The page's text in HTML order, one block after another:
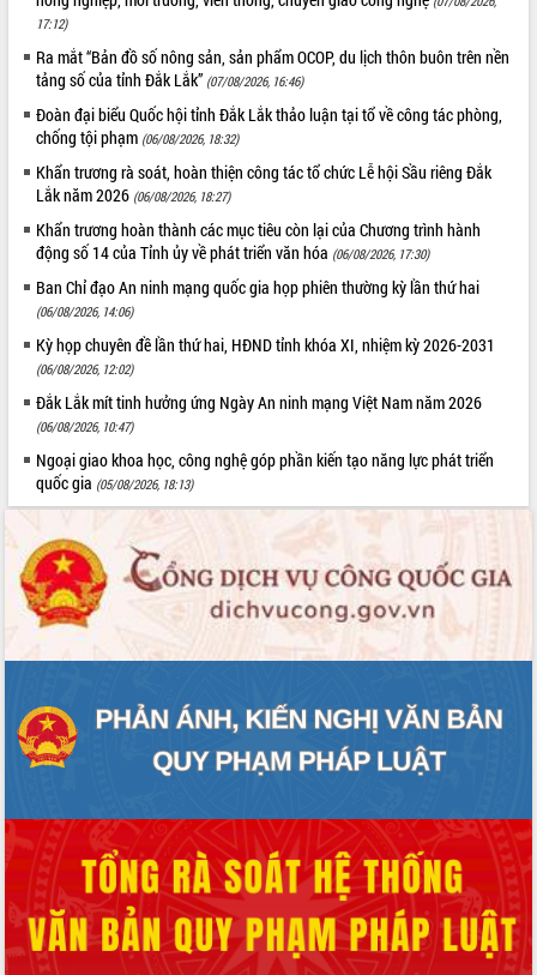
Hội thảo khoa học “Giải pháp thúc đẩy
phát triển nền kinh tế xanh tại tỉnh
Đắk Lắk”
Tăng cường giám sát, đôn đốc thực
hiện nhiệm vụ quản lý tài sản công
hàng tuần
Tháo gỡ những vướng mắc, đẩy mạnh
công tác cải cách thủ tục hành chính
tại Trung tâm Phục vụ hành chính
công tỉnh
Đắk Lắk: Tôn vinh 46 giải pháp tại Hội
thi Sáng tạo Kỹ thuật 2024 - 2025
Đắk Lắk rà soát, điều chỉnh Đề án 190
về phát triển nuôi trồng thủy sản
Phó Chủ tịch UBND tỉnh Đắk Lắk
Trương Công Thái kiểm tra thực địa
Dự án cao tốc Khánh Hòa - Buôn Ma
Thuột
Định vị cà phê Việt Nam như một “di
sản sống” trong dòng chảy toàn cầu
Xây dựng nông thôn mới: Nâng cao đời
sống người dân từ những mô hình thiết
thực
Quyết liệt tháo gỡ vướng mắc, đẩy
nhanh tiến độ các dự án trọng điểm
Hòn Yến phát triển du lịch gắn với bảo
tồn biển
Lấy ý kiến điều chỉnh Quy hoạch tỉnh
Đắk Lắk thời kỳ 2021-2030, tầm nhìn
Phát động chiến dịch 30 ngày đêm
giải phóng mặt bằng Tuyến đường bộ
ven biển
Đắk Lắk nỗ lực thúc đẩy tăng trưởng
kinh tế từ 10% trở lên trong Quý
II/2026
17:12)
Ra mắt “Bản đồ số nông sản, sản phẩm OCOP, du lịch thôn buôn trên nền
tảng số của tỉnh Đắk Lắk” (07/08/2026, 16:46)
Đoàn đại biểu Quốc hội tỉnh Đắk Lắk thảo luận tại tổ về công tác phòng,
chống tội phạm (06/08/2026, 18:32)
Khẩn trương rà soát, hoàn thiện công tác tổ chức Lễ hội Sầu riêng Đắk
Lắk năm 2026 (06/08/2026, 18:27)
Khẩn trương hoàn thành các mục tiêu còn lại của Chương trình hành
động số 14 của Tỉnh ủy về phát triển văn hóa (06/08/2026, 17:30)
Ban Chỉ đạo An ninh mạng quốc gia họp phiên thường kỳ lần thứ hai
(06/08/2026, 14:06)
Kỳ họp chuyên đề lần thứ hai, HĐND tỉnh khóa XI, nhiệm kỳ 2026-2031
(06/08/2026, 12:02)
Đắk Lắk mít tinh hưởng ứng Ngày An ninh mạng Việt Nam năm 2026
(06/08/2026, 10:47)
Ngoại giao khoa học, công nghệ góp phần kiến tạo năng lực phát triển
quốc gia (05/08/2026, 18:13)